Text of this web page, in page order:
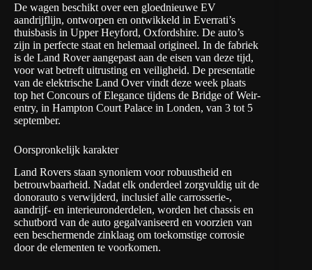
De wagen beschikt over een gloednieuwe EV
aandrijflijn, ontworpen en ontwikkeld in Everrati’s
thuisbasis in Upper Heyford, Oxfordshire. De auto’s
zijn in perfecte staat en helemaal origineel. In de fabriek
is de Land Rover aangepast aan de eisen van deze tijd,
voor wat betreft uitrusting en veiligheid. De presentatie
van de elektrische Land Over vindt deze week plaats
top het Concours of Elegance tijdens de Bridge of Weir-
entry, in Hampton Court Palace in Londen, van 3 tot 5
september.
Oorspronkelijk karakter
Land Rovers staan synoniem voor robuustheid en
betrouwbaarheid. Nadat elk onderdeel zorgvuldig uit de
donorauto s verwijderd, inclusief alle carrosserie-,
aandrijf- en interieuronderdelen, worden het chassis en
schutbord van de auto gegalvaniseerd en voorzien van
een beschermende zinklaag om toekomstige corrosie
door de elementen te voorkomen.